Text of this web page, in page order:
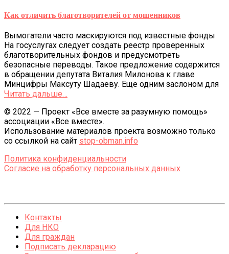
Как отличить благотворителей от мошенников
Вымогатели часто маскируются под известные фонды
На госуслугах следует создать реестр проверенных
благотворительных фондов и предусмотреть
безопасные переводы. Такое предложение содержится
в обращении депутата Виталия Милонова к главе
Минцифры Максуту Шадаеву. Еще одним заслоном для
Читать дальше…
© 2022 — Проект «Все вместе за разумную помощь»
ассоциации «Все вместе».
Использование материалов проекта возможно только
со ссылкой на сайт stop-obman.info
Политика конфиденциальности
Согласие на обработку персональных данных
Контакты
Для НКО
Для граждан
Подписать декларацию